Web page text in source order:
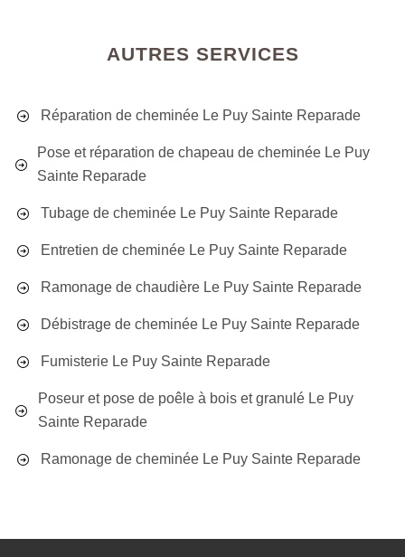
AUTRES SERVICES
Réparation de cheminée Le Puy Sainte Reparade
Pose et réparation de chapeau de cheminée Le Puy
Sainte Reparade
Tubage de cheminée Le Puy Sainte Reparade
Entretien de cheminée Le Puy Sainte Reparade
Ramonage de chaudière Le Puy Sainte Reparade
Débistrage de cheminée Le Puy Sainte Reparade
Fumisterie Le Puy Sainte Reparade
Poseur et pose de poêle à bois et granulé Le Puy
Sainte Reparade
Ramonage de cheminée Le Puy Sainte Reparade